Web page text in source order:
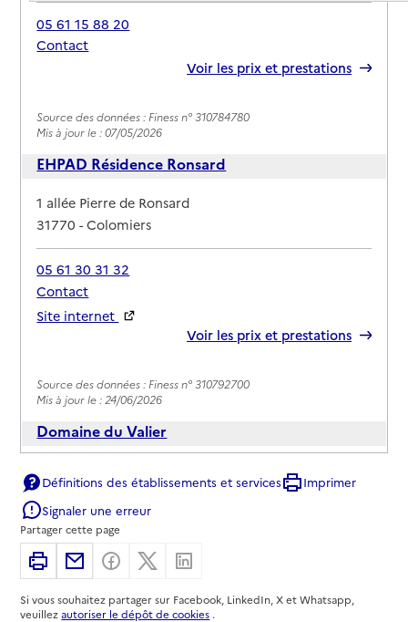
05 61 15 88 20
Contact
Voir les prix et prestations
Source des données : Finess n° 310784780
Mis à jour le : 07/05/2026
EHPAD Résidence Ronsard
Adresse
1 allée Pierre de Ronsard
31770-Colomiers
05 61 30 31 32
Contact
Site internet
Voir les prix et prestations
Source des données : Finess n° 310792700
Mis à jour le : 24/06/2026
Domaine du Valier
31770-Colomiers
05 34 55 28 28
Contact
Site internet
Rapport HAS
Voir les prix et prestations
Définitions des établissements et services
Imprimer
Signaler une erreur
Partager cette page
ImprimerPartager par email
Partager sur Facebook
Partager sur X
Si vous souhaitez partager sur Facebook, LinkedIn, X et Whatsapp,
veuillezautoriser le dépôt de cookies .